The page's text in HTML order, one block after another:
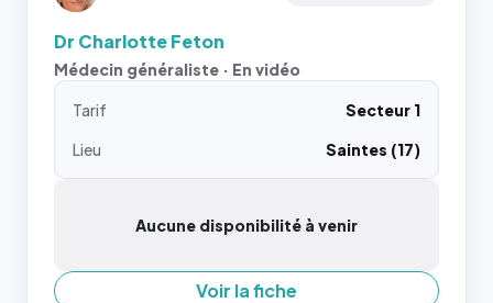
Dr Charlotte Feton
Médecin généraliste · En vidéo
Tarif
Secteur 1
Lieu
Saintes (17)
Aucune disponibilité à venir
Voir la fiche